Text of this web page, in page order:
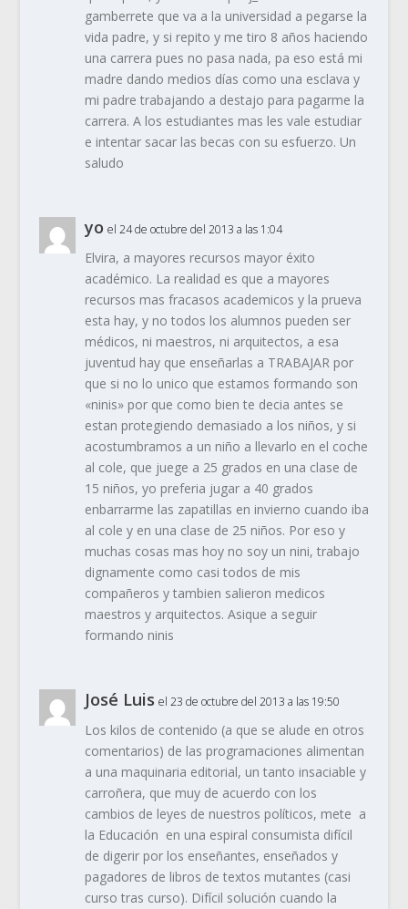
gamberrete que va a la universidad a pegarse la
vida padre, y si repito y me tiro 8 años haciendo
una carrera pues no pasa nada, pa eso está mi
madre dando medios días como una esclava y
mi padre trabajando a destajo para pagarme la
carrera. A los estudiantes mas les vale estudiar
e intentar sacar las becas con su esfuerzo. Un
saludo
yo el 24 de octubre del 2013 a las 1:04
Elvira, a mayores recursos mayor éxito
académico. La realidad es que a mayores
recursos mas fracasos academicos y la prueva
esta hay, y no todos los alumnos pueden ser
médicos, ni maestros, ni arquitectos, a esa
juventud hay que enseñarlas a TRABAJAR por
que si no lo unico que estamos formando son
«ninis» por que como bien te decia antes se
estan protegiendo demasiado a los niños, y si
acostumbramos a un niño a llevarlo en el coche
al cole, que juege a 25 grados en una clase de
15 niños, yo preferia jugar a 40 grados
enbarrarme las zapatillas en invierno cuando iba
al cole y en una clase de 25 niños. Por eso y
muchas cosas mas hoy no soy un nini, trabajo
dignamente como casi todos de mis
compañeros y tambien salieron medicos
maestros y arquitectos. Asique a seguir
formando ninis
José Luis el 23 de octubre del 2013 a las 19:50
Los kilos de contenido (a que se alude en otros
comentarios) de las programaciones alimentan
a una maquinaria editorial, un tanto insaciable y
carroñera, que muy de acuerdo con los
cambios de leyes de nuestros políticos, mete a
la Educación en una espiral consumista difícil
de digerir por los enseñantes, enseñados y
pagadores de libros de textos mutantes (casi
curso tras curso). Difícil solución cuando la